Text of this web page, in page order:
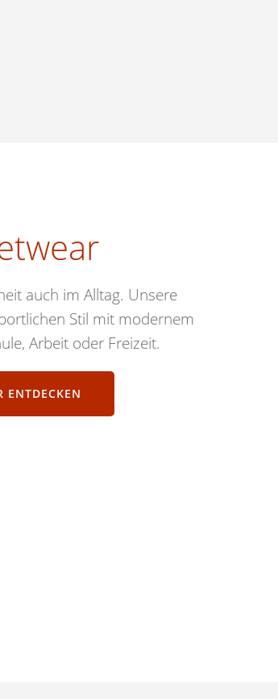
auch im Alltag. Unsere
Stil mit modernem
Arbeit oder Freizeit.
ENTDECKEN